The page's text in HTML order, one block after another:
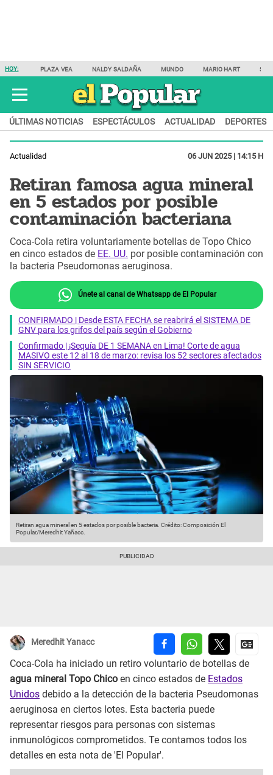
HOY: PLAZA VEA NALDY SALDAÑA MUNDO MARIO HART
ÚLTIMAS NOTICIAS ESPECTÁCULOS ACTUALIDAD DEPORTES
Actualidad 06 JUN 2025 | 14:15 H
Retiran famosa agua mineral
en 5 estados por posible
contaminación bacteriana
Coca-Cola retira voluntariamente botellas de Topo Chico
en cinco estados de EE. UU. por posible contaminación con
la bacteria Pseudomonas aeruginosa.
Únete al canal de Whatsapp de El Popular
CONFIRMADO | Desde ESTA FECHA se reabrirá el SISTEMA DE
GNV para los grifos del país según el Gobierno
Confirmado | ¡Sequía DE 1 SEMANA en Lima! Corte de agua
MASIVO este 12 al 18 de marzo: revisa los 52 sectores afectados
SIN SERVICIO
Retiran agua mineral en 5 estados por posible bacteria. Crédito: Composición El
Popular/Meredhit Yañacc.
Meredhit Yanacc
Coca-Cola ha iniciado un retiro voluntario de botellas de
agua mineral Topo Chico en cinco estados de Estados
Unidos debido a la detección de la bacteria Pseudomonas
aeruginosa en ciertos lotes. Esta bacteria puede
representar riesgos para personas con sistemas
inmunológicos comprometidos. Te contamos todos los
detalles en esta nota de 'El Popular'.